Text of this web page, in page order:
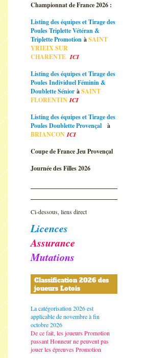
Championnat de France 2026 :
Listing des équipes et Tirage des
Poules Triplette Vétéran &
Triplette Promotion àSAINT
YRIEIX SUR
CHARENTEICI
Listing des équipes et Tirage des
Poules Individuel Féminin &
Doublette Sénior àSAINT
FLORENTINICI
Listing des équipes et Tirage des
Poules Doublette Provençal
à
BRIANCONICI
Coupe de France Jeu Provençal
Journée des Filles 2026
Ci-dessous, liens direct
Licences
Assurance
Mutations
Classification 2026 des
joueurs Lotois
La catégorisation 2026 est
applicable de novembre à fin
octobre 2026
De ce fait, les joueurs Promotion
passant Honneur ne peuvent pas
jouer les épreuves Promotion